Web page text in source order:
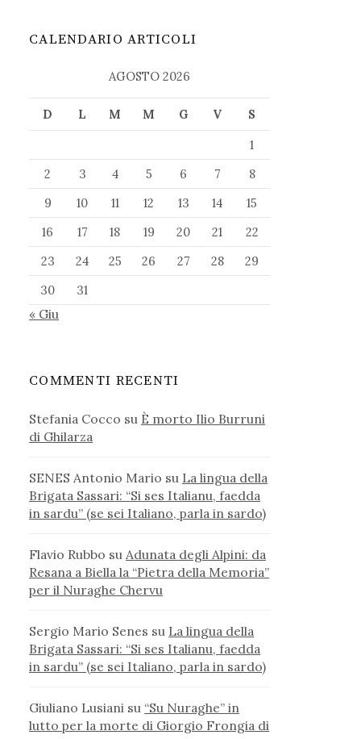
CALENDARIO ARTICOLI
AGOSTO 2026
D L M M G V
S
1
2
3 4 5 6 7
8
9
10 11 12 13 14
15
16
17 18 19 20 21
22
23
24 25 26 27 28
29
30
31
« Giu
COMMENTI RECENTI
Stefania Cocco su È morto Ilio Burruni
di Ghilarza
SENES Antonio Mario su La lingua della
Brigata Sassari: “Si ses Italianu, faedda
in sardu” (se sei Italiano, parla in sardo)
Flavio Rubbo su Adunata degli Alpini: da
Resana a Biella la “Pietra della Memoria”
per il Nuraghe Chervu
Sergio Mario Senes su La lingua della
Brigata Sassari: “Si ses Italianu, faedda
in sardu” (se sei Italiano, parla in sardo)
Giuliano Lusiani su “Su Nuraghe” in
lutto per la morte di Giorgio Frongia di